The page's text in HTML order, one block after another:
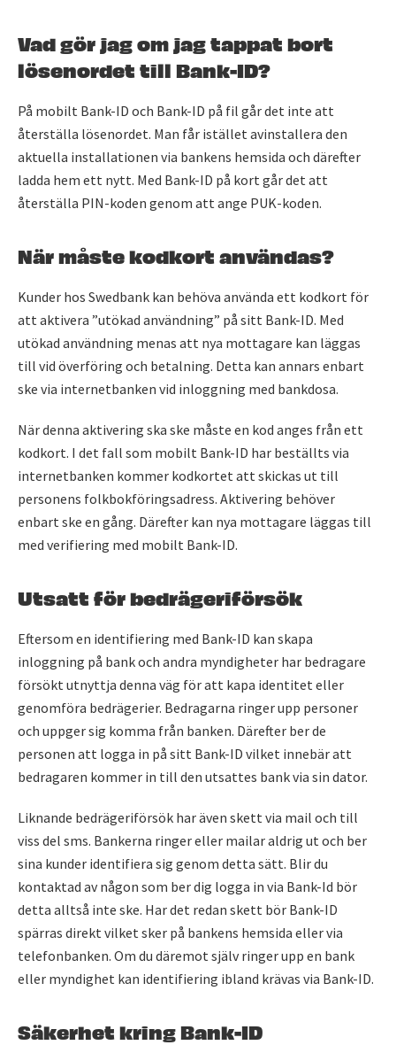
Vad gör jag om jag tappat bort
lösenordet till Bank-ID?
På mobilt Bank-ID och Bank-ID på fil går det inte att
återställa lösenordet. Man får istället avinstallera den
aktuella installationen via bankens hemsida och därefter
ladda hem ett nytt. Med Bank-ID på kort går det att
återställa PIN-koden genom att ange PUK-koden.
När måste kodkort användas?
Kunder hos Swedbank kan behöva använda ett kodkort för
att aktivera ”utökad användning” på sitt Bank-ID. Med
utökad användning menas att nya mottagare kan läggas
till vid överföring och betalning. Detta kan annars enbart
ske via internetbanken vid inloggning med bankdosa.
När denna aktivering ska ske måste en kod anges från ett
kodkort. I det fall som mobilt Bank-ID har beställts via
internetbanken kommer kodkortet att skickas ut till
personens folkbokföringsadress. Aktivering behöver
enbart ske en gång. Därefter kan nya mottagare läggas till
med verifiering med mobilt Bank-ID.
Utsatt för bedrägeriförsök
Eftersom en identifiering med Bank-ID kan skapa
inloggning på bank och andra myndigheter har bedragare
försökt utnyttja denna väg för att kapa identitet eller
genomföra bedrägerier. Bedragarna ringer upp personer
och uppger sig komma från banken. Därefter ber de
personen att logga in på sitt Bank-ID vilket innebär att
bedragaren kommer in till den utsattes bank via sin dator.
Liknande bedrägeriförsök har även skett via mail och till
viss del sms. Bankerna ringer eller mailar aldrig ut och ber
sina kunder identifiera sig genom detta sätt. Blir du
kontaktad av någon som ber dig logga in via Bank-Id bör
detta alltså inte ske. Har det redan skett bör Bank-ID
spärras direkt vilket sker på bankens hemsida eller via
telefonbanken. Om du däremot själv ringer upp en bank
eller myndighet kan identifiering ibland krävas via Bank-ID.
Säkerhet kring Bank-ID